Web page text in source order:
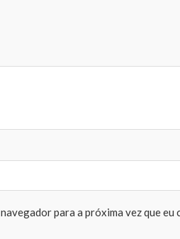
para a próxima vez que eu